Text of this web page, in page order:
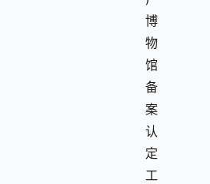
博
物
馆
备
案
认
定
工